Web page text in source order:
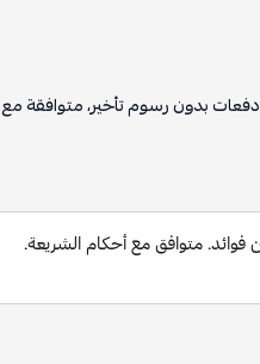
دفعات بدون رسوم تأخير، متوافقة مع